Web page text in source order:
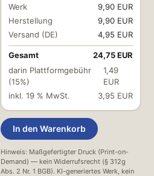
Werk
9,90 EUR
Herstellung
9,90 EUR
Versand (DE)
4,95 EUR
Gesamt
24,75 EUR
darin Plattformgebühr
(15%)
1,49
EUR
inkl. 19 % MwSt.
3,95 EUR
In den Warenkorb
Hinweis: Maßgefertigter Druck (Print-on-
Demand) — kein Widerrufsrecht (§ 312g
Abs. 2 Nr. 1 BGB). KI-generiertes Werk, kein